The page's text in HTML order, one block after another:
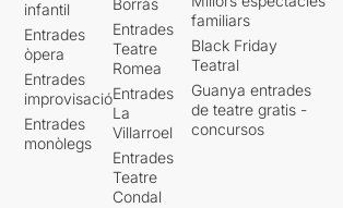
infantil
Entrades
òpera
Entrades
improvisació
Entrades
monòlegs
Borràs
Entrades
Teatre
Romea
Entrades
La
Villarroel
Entrades
Teatre
Condal
familiars
Black Friday
Teatral
Guanya entrades
de teatre gratis -
concursos